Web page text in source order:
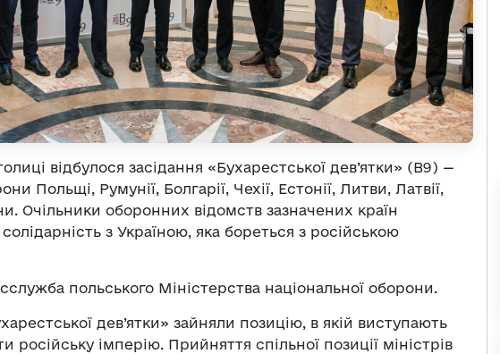
відбулося засідання «Бухарестської дев’ятки» (B9) —
Польщі, Румунії, Болгарії, Чехії, Естонії, Литви, Латвії,
Очільники оборонних відомств зазначених країн
з Україною, яка бореться з російською
польського Міністерства національної оборони.
дев’ятки» зайняли позицію, в якій виступають
російську імперію. Прийняття спільної позиції міністрів